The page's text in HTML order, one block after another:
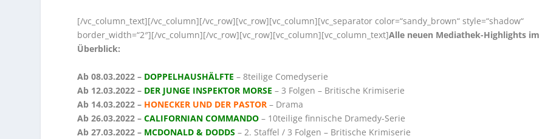
[/vc_column_text][/vc_column][/vc_row][vc_row][vc_column][vc_separator color=“sandy_brown“ style=“shadow“
border_width=“2″][/vc_column][/vc_row][vc_row][vc_column][vc_column_text]Alle neuen Mediathek-Highlights im
Überblick:
Ab 08.03.2022 – DOPPELHAUSHÄLFTE – 8teilige Comedyserie
Ab 12.03.2022 – DER JUNGE INSPEKTOR MORSE – 3 Folgen – Britische Krimiserie
Ab 14.03.2022 – HONECKER UND DER PASTOR – Drama
Ab 26.03.2022 –CALIFORNIAN COMMANDO – 10teilige finnische Dramedy-Serie
Ab 27.03.2022 – MCDONALD & DODDS – 2. Staffel / 3 Folgen – Britische Krimiserie